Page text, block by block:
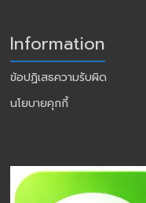
Information
ข้อปฏิเสธความรับผิด
นโยบายคุกกี้